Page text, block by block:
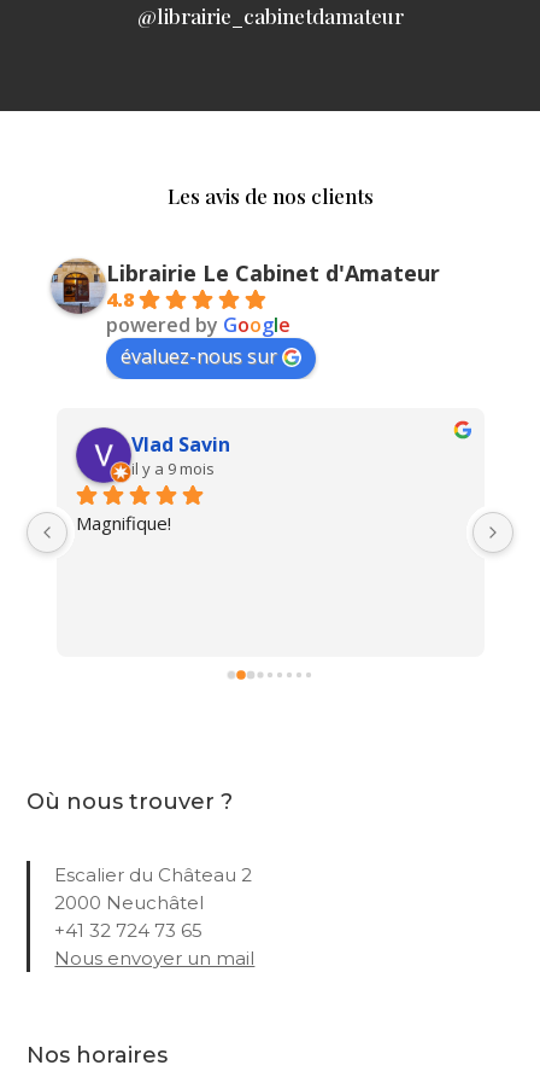
@librairie_cabinetdamateur
Les avis de nos clients
Librairie Le Cabinet d'Amateur
4.8
powered by Google
évaluez-nous sur
Vlad Savin
il y a 9 mois
Magnifique!
Où nous trouver ?
Escalier du Château 2
2000 Neuchâtel
+41 32 724 73 65
Nous envoyer un mail
Nos horaires